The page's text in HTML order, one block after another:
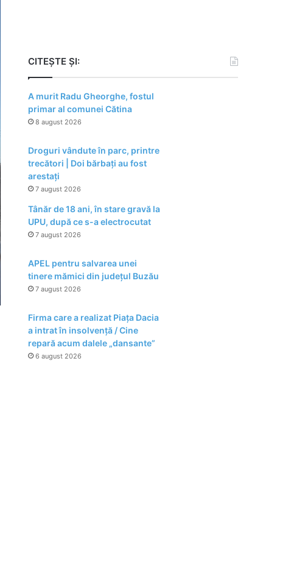
CITEȘTE ȘI:
A murit Radu Gheorghe, fostul
primar al comunei Cătina
8 august 2026
Droguri vândute în parc, printre
trecători | Doi bărbați au fost
arestați
7 august 2026
Tânăr de 18 ani, în stare gravă la
UPU, după ce s-a electrocutat
7 august 2026
APEL pentru salvarea unei
tinere mămici din județul Buzău
7 august 2026
Firma care a realizat Piața Dacia
a intrat în insolvență / Cine
repară acum dalele „dansante”
6 august 2026